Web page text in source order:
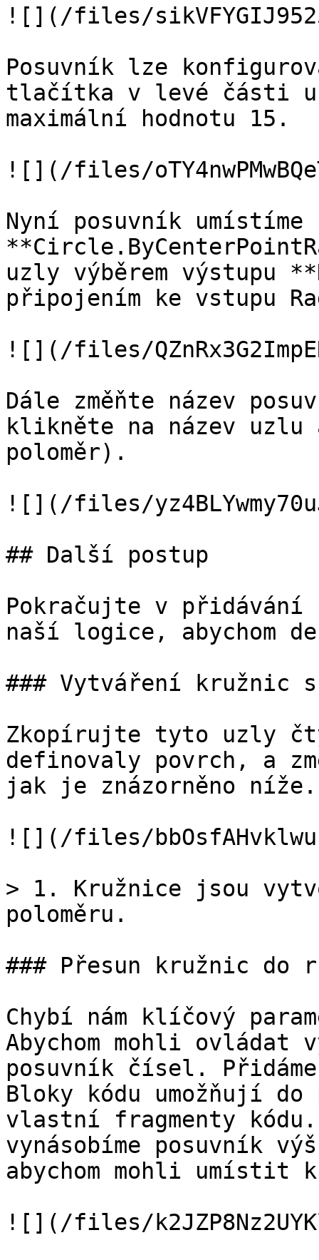
![](/files/
Posuvník lze
tlačítka v levé části
maximální hodnotu 15.
![](/files/
Nyní posuvník
uzly výběrem výstupu
připojením ke vstupu
![](/files/
Dále změňte název
klikněte na název uzlu
poloměr).
![](/files/
## Další postup
Pokračujte v
naší logice, abychom
### Vytváření kružnic s
Zkopírujte tyto uzly
definovaly povrch, a
jak je znázorněno níže.
![](/files/
> 1. Kružnice jsou
poloměru.
### Přesun kružnic do
Chybí nám klíčový
Abychom mohli
posuvník čísel.
Bloky kódu umožňují
vlastní fragmenty kódu.
vynásobíme posuvník
abychom mohli umístit
![](/files/